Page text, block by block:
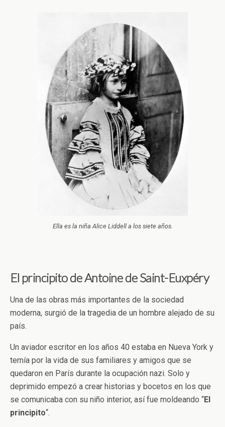
Ella es la niña Alice Liddell a los siete años.
El principito de Antoine de Saint-Euxpéry
Una de las obras más importantes de la sociedad
moderna, surgió de la tragedia de un hombre alejado de su
país.
Un aviador escritor en los años 40 estaba en Nueva York y
temía por la vida de sus familiares y amigos que se
quedaron en París durante la ocupación nazi. Solo y
deprimido empezó a crear historias y bocetos en los que
se comunicaba con su niño interior, así fue moldeando “El
principito“.